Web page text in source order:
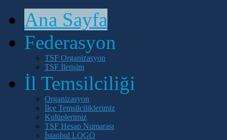
Ana Sayfa
Federasyon
TSF Organizasyon
TSF İletişim
İl Temsilciliği
Organizasyon
İlçe Temsilciliklerimiz
Kulüplerimiz
TSF Hesap Numarası
İstanbul LOGO